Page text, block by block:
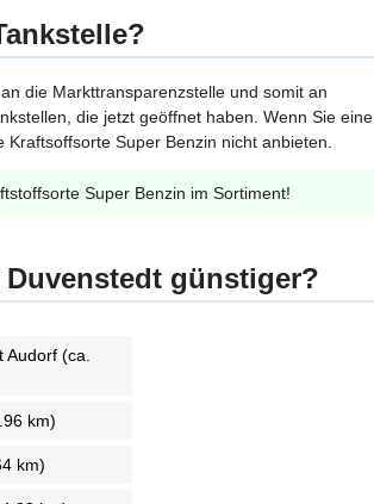
die Markttransparenzstelle und somit an
die jetzt geöffnet haben. Wenn Sie eine
Super Benzin nicht anbieten.
Super Benzin im Sortiment!
günstiger?
(ca.
km)
km)